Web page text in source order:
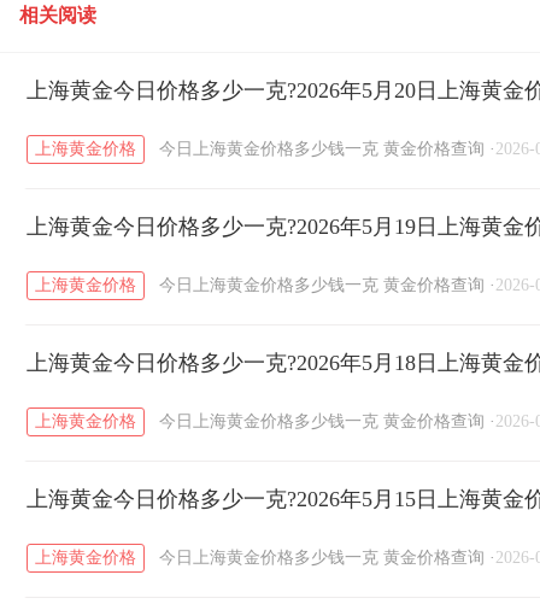
相关阅读
上海黄金今日价格多少一克?2026年5月20日上海黄金
上海黄金价格 今日上海黄金价格多少钱一克 黄金价格查询 · 2026-
上海黄金今日价格多少一克?2026年5月19日上海黄金
上海黄金价格 今日上海黄金价格多少钱一克 黄金价格查询 · 2026-
上海黄金今日价格多少一克?2026年5月18日上海黄金
上海黄金价格 今日上海黄金价格多少钱一克 黄金价格查询 · 2026-
上海黄金今日价格多少一克?2026年5月15日上海黄金
上海黄金价格 今日上海黄金价格多少钱一克 黄金价格查询 · 2026-